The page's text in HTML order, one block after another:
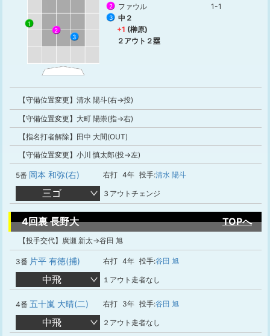
1
2
3
2 ファウル 1-1
3
中２
+1 (榊原)
２アウト２塁
【守備位置変更】清水 陽斗(右→投)
【守備位置変更】大町 陽崇(指→右)
【指名打者解除】田中 大間(OUT)
【守備位置変更】小川 慎太郎(投→左)
5番 岡本 和弥(右) 右打 4年 投手:清水 陽斗
三ゴ ３アウトチェンジ
4回裏 長野大 TOPへ
【投手交代】廣瀬 新太→谷田 旭
3番 片平 有徳(捕) 右打 4年 投手:谷田 旭
中飛 １アウト走者なし
4番 五十嵐 大晴(二) 右打 3年 投手:谷田 旭
中飛 ２アウト走者なし